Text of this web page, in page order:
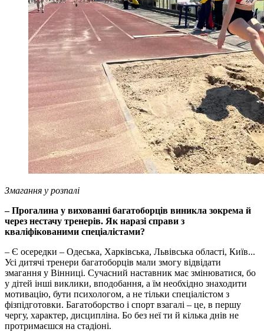
Змагання у розпалі
– Прогалина у вихованні багатоборців виникла зокрема й
через нестачу тренерів. Як наразі справи з
кваліфікованими спеціалістами?
– Є осередки – Одеська, Харківська, Львівська області, Київ...
Усі дитячі тренери багатоборців мали змогу відвідати
змагання у Вінниці. Сучасний наставник має змінюватися, бо
у дітей інші виклики, вподобання, а їм необхідно знаходити
мотивацію, бути психологом, а не тільки спеціалістом з
фізпідготовки. Багатоборство і спорт взагалі – це, в першу
чергу, характер, дисципліна. Бо без неї ти й кілька днів не
протримаєшся на стадіоні.